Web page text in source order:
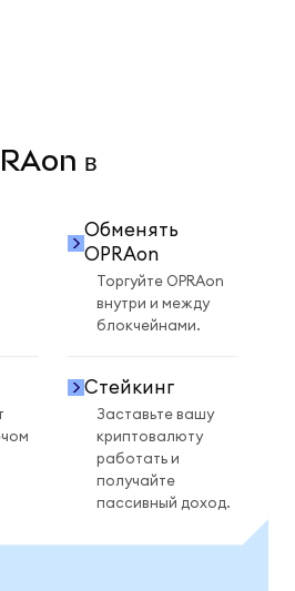
в
Обменять
OPRAon
Торгуйте OPRAon
внутри и между
блокчейнами.
Стейкинг
Заставьте вашу
криптовалюту
работать и
получайте
пассивный доход.